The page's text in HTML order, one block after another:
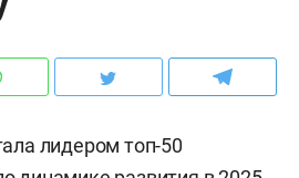
лидером топ-50